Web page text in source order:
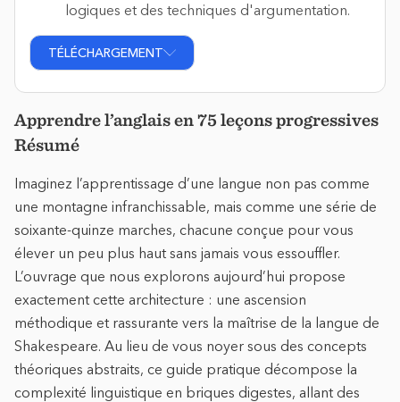
logiques et des techniques d'argumentation.
TÉLÉCHARGEMENT
Apprendre l’anglais en 75 leçons progressives
Résumé
Imaginez l’apprentissage d’une langue non pas comme
une montagne infranchissable, mais comme une série de
soixante-quinze marches, chacune conçue pour vous
élever un peu plus haut sans jamais vous essouffler.
L’ouvrage que nous explorons aujourd’hui propose
exactement cette architecture : une ascension
méthodique et rassurante vers la maîtrise de la langue de
Shakespeare. Au lieu de vous noyer sous des concepts
théoriques abstraits, ce guide pratique décompose la
complexité linguistique en briques digestes, allant des